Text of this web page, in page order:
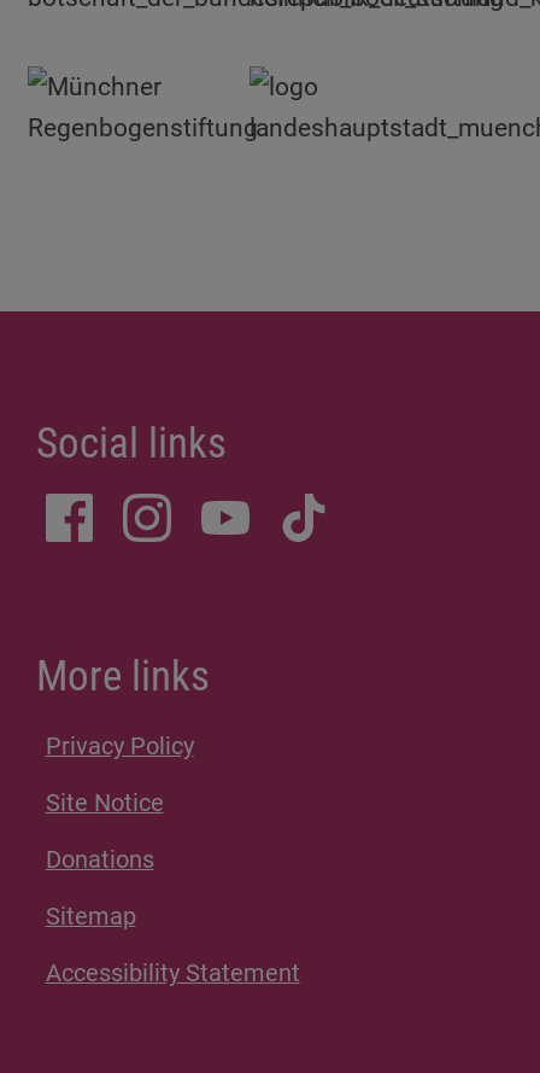
Social links
More links
Privacy Policy
Site Notice
Donations
Sitemap
Accessibility Statement